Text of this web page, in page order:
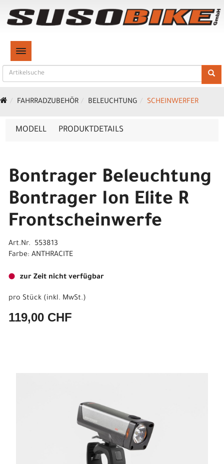
TOGGLE NAVIGATION
FAHRRADZUBEHÖR BELEUCHTUNG SCHEINWERFER
MODELL PRODUKTDETAILS
Bontrager Beleuchtung
Bontrager Ion Elite R
Frontscheinwerfe
Art.Nr. 553813
Farbe: ANTHRACITE
zur Zeit nicht verfügbar
pro Stück (inkl. MwSt.)
119,00 CHF